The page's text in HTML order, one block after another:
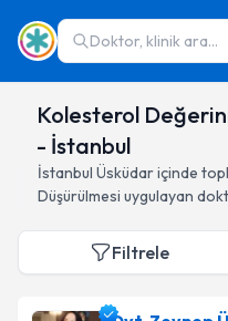
Doktor, klinik ara...
Kolesterol
- İstanbul
İstanbul Üsküdariçinde
Düşürülmesi uygulayan
Filtrele